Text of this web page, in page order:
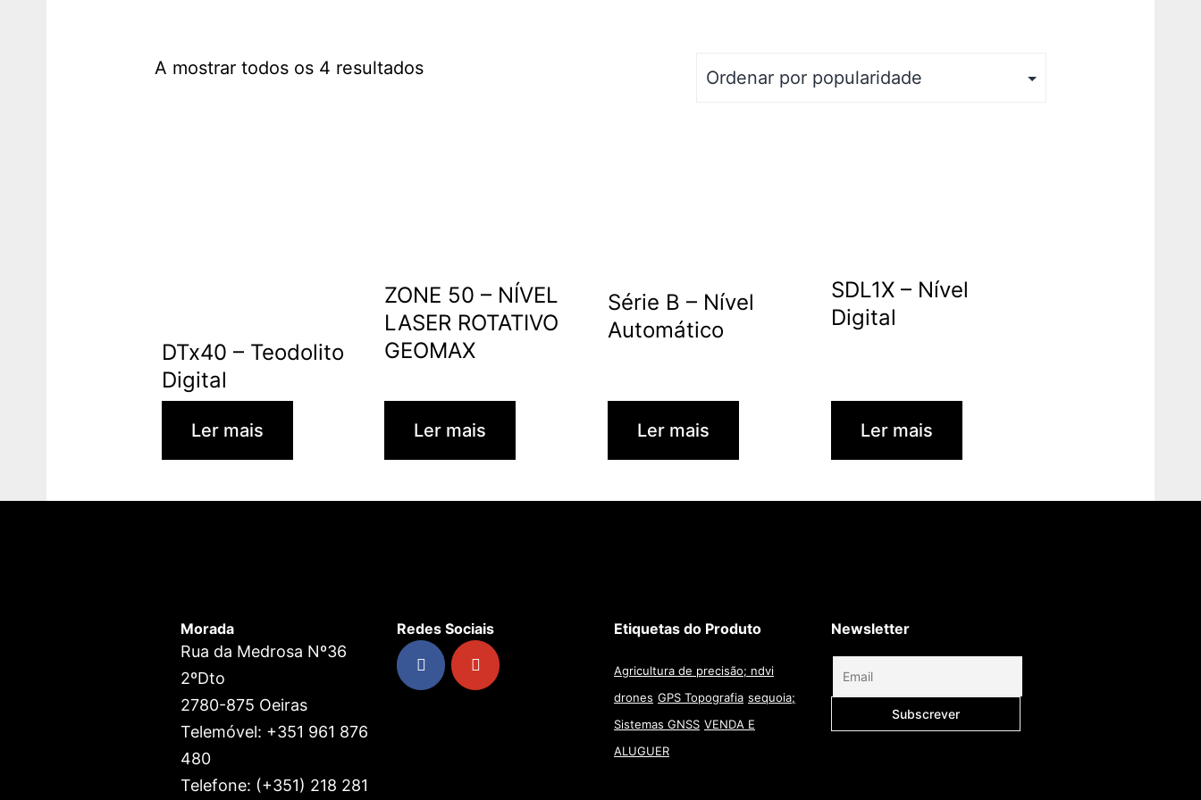
A mostrar todos os 4 resultados
DTx40 – Teodolito
Digital
Ler mais
ZONE 50 – NÍVEL
LASER ROTATIVO
GEOMAX
Ler mais
Série B – Nível
Automático
Ler mais
SDL1X – Nível
Digital
Ler mais
Morada
Rua da Medrosa Nº36
2ºDto
2780-875 Oeiras
Telemóvel: +351 961 876
480
Telefone: (+351) 218 281
Redes Sociais Etiquetas do Produto
Agricultura de precisão; ndvi
drones GPS Topografia sequoia;
Sistemas GNSS VENDA E
ALUGUER
Newsletter